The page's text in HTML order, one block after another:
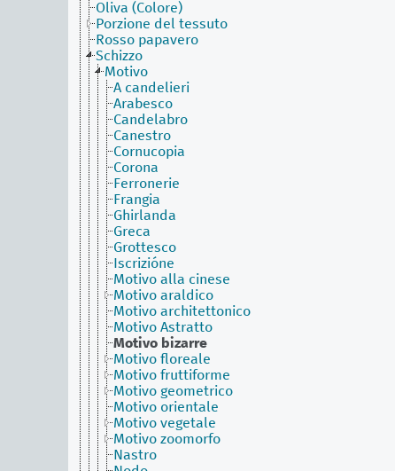
Oliva (Colore)
Porzione del tessuto
Rosso papavero
Schizzo
Motivo
A candelieri
Arabesco
Candelabro
Canestro
Cornucopia
Corona
Ferronerie
Frangia
Ghirlanda
Greca
Grottesco
Iscrizióne
Motivo alla cinese
Motivo araldico
Motivo architettonico
Motivo Astratto
Motivo bizarre
Motivo floreale
Motivo fruttiforme
Motivo geometrico
Motivo orientale
Motivo vegetale
Motivo zoomorfo
Nastro